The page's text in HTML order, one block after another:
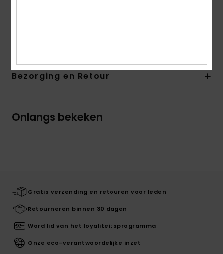
Bezorging en Retour
Onlangs bekeken
Gratis verzending en retouren voor leden
Retourneren binnen 30 dagen
Word lid van het loyaliteitsprogramma
Onze eco-verantwoordelijke inzet